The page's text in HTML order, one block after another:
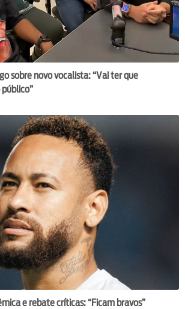
sobre novo vocalista: “Vai ter que
e rebate críticas: “Ficam bravos”